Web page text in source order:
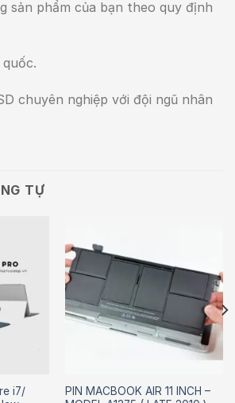
sản phẩm của bạn theo quy định
chuyên nghiệp với đội ngũ nhân
TỰ
i7/
PIN MACBOOK AIR 11 INCH –